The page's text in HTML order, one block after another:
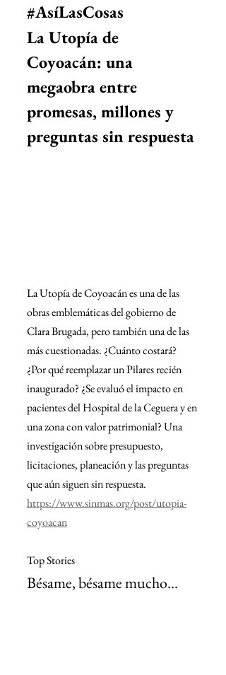
#AsíLasCosas
La Utopía de
Coyoacán: una
megaobra entre
promesas, millones y
preguntas sin respuesta
La Utopía de Coyoacán es una de las
obras emblemáticas del gobierno de
Clara Brugada, pero también una de las
más cuestionadas. ¿Cuánto costará?
¿Por qué reemplazar un Pilares recién
inaugurado? ¿Se evaluó el impacto en
pacientes del Hospital de la Ceguera y en
una zona con valor patrimonial? Una
investigación sobre presupuesto,
licitaciones, planeación y las preguntas
que aún siguen sin respuesta.
https://www.sinmas.org/post/utopia-
coyoacan
Top Stories
Bésame, bésame mucho…